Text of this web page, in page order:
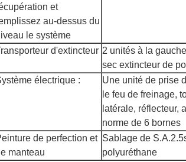
et
au-dessus du
le système
d'extincteur 2 unités à la
sec extincteur de
électrique :
Une unité de prise
le feu de freinage,
latérale, réflecteur,
norme de 6 bornes
de perfection et
manteau
Sablage de
polyuréthane